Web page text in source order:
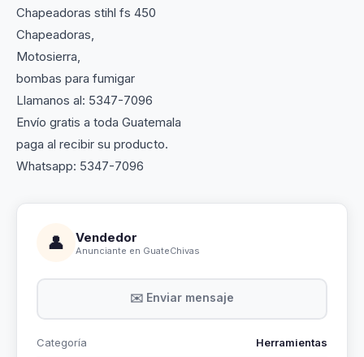
Chapeadoras stihl fs 450
Chapeadoras,
Motosierra,
bombas para fumigar
Llamanos al: 5347-7096
Envío gratis a toda Guatemala
paga al recibir su producto.
Whatsapp: 5347-7096
👤 Vendedor
Anunciante en GuateChivas
✉️ Enviar mensaje
Categoría
Herramientas